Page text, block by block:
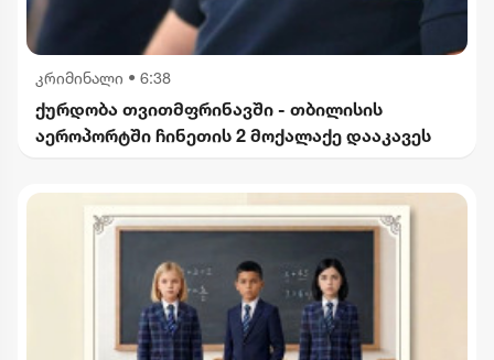
კრიმინალი • 6:38
ქურდობა თვითმფრინავში - თბილისის
აეროპორტში ჩინეთის 2 მოქალაქე დააკავეს